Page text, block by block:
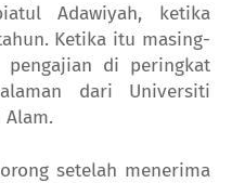
Adawiyah, ketika
Ketika itu masing-
pengajian di peringkat
dari Universiti
Alam.
setelah menerima